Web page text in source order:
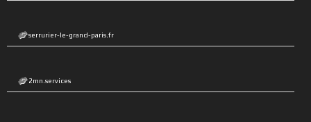
serrurier-le-grand-paris.fr
2mn.services